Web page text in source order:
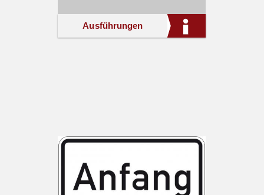
Ausführungen